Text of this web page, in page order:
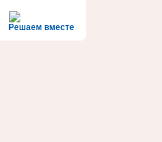
Решаем вместе